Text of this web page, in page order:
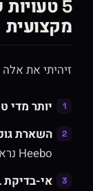
מקצועית
זיהיתי את
יותר מדי
השארת
Heebo נראה הרבה יותר מקצועי מהגנרי שהכלי בחר.
אי-בדיקת RTL.